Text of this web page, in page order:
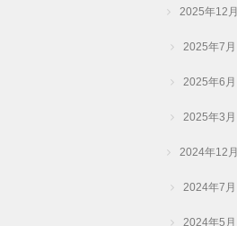
2025年12月
2025年7月
2025年6月
2025年3月
2024年12月
2024年7月
2024年5月